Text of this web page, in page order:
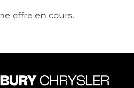
offre en cours.